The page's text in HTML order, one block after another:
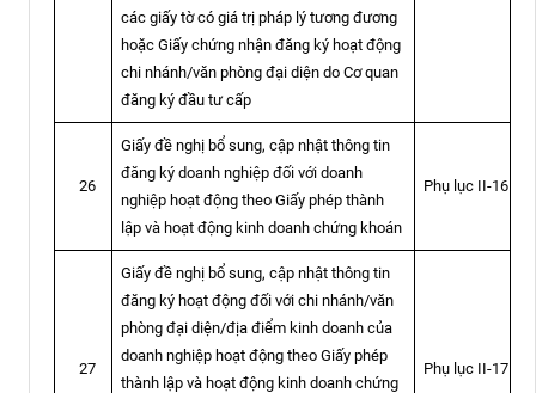
các giấy tờ có giá trị pháp lý tương đương
hoặc Giấy chứng nhận đăng ký hoạt động
chi nhánh/văn phòng đại diện do Cơ quan
đăng ký đầu tư cấp
26
Giấy đề nghị bổ sung, cập nhật thông tin
đăng ký doanh nghiệp đối với doanh
nghiệp hoạt động theo Giấy phép thành
lập và hoạt động kinh doanh chứng khoán
Phụ lục II-16
27
Giấy đề nghị bổ sung, cập nhật thông tin
đăng ký hoạt động đối với chi nhánh/văn
phòng đại diện/địa điểm kinh doanh của
doanh nghiệp hoạt động theo Giấy phép
thành lập và hoạt động kinh doanh chứng
Phụ lục II-17